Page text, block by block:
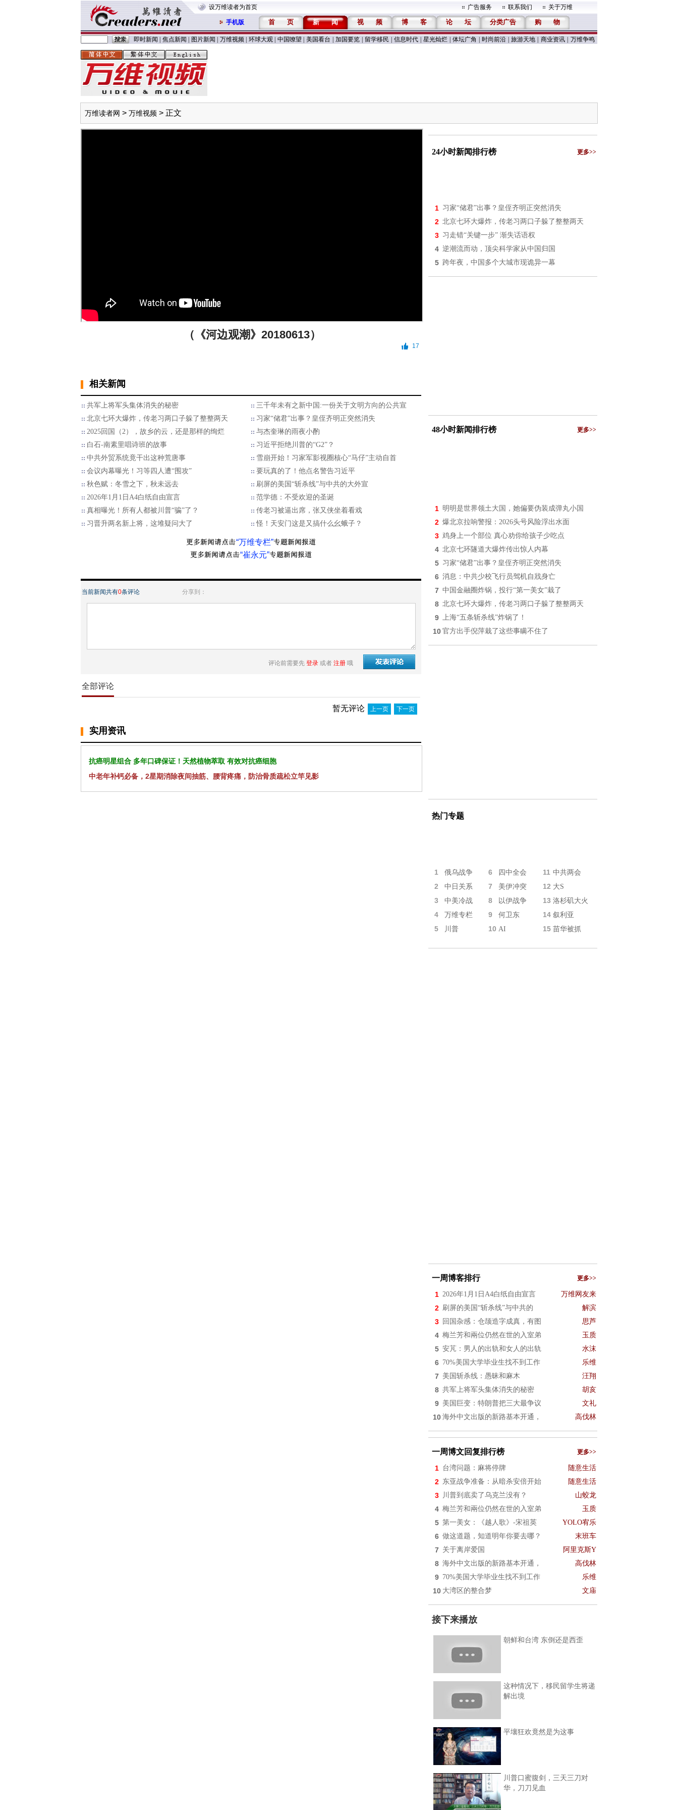
设万维读者为首页 广告服务 联系我们 关于万维
手机版 首 页 新 闻 视 频 博 客 论 坛 分类广告 购 物
即时新闻 焦点新闻 图片新闻 万维视频 环球大观 中国嘹望 美国看台 加国要览 留学移民 信息时代 星光灿烂 体坛广角 时尚前沿 旅游天地 商业资讯 万维争鸣
万维读者网 > 万维视频 > 正文
（《河边观潮》20180613）
17
相关新闻
共军上将军头集体消失的秘密
三千年未有之新中国:一份关于文明方向的公共宣
北京七环大爆炸，传老习两口子躲了整整两天
习家“储君”出事？皇侄齐明正突然消失
2025回国（2），故乡的云，还是那样的绚烂
与杰奎琳的雨夜小酌
白石-南素里唱诗班的故事
习近平拒绝川普的“G2”？
中共外贸系统竟干出这种荒唐事
雪崩开始！习家军影视圈核心“马仔”主动自首
会议内幕曝光！习等四人遭“围攻”
要玩真的了！他点名警告习近平
秋色赋：冬雪之下，秋未远去
刷屏的美国“斩杀线”与中共的大外宣
2026年1月1日A4白纸自由宣言
范学德：不受欢迎的圣诞
真相曝光！所有人都被川普“骗”了？
传老习被逼出席，张又侠坐着看戏
习晋升两名新上将，这堆疑问大了
怪！天安门这是又搞什么幺蛾子？
“万维专栏”
“崔永元”
当前新闻共有0条评论 分享到：
评论前需要先 登录 或者 注册 哦
全部评论
暂无评论 上一页 下一页
实用资讯
抗癌明星组合 多年口碑保证！天然植物萃取 有效对抗癌细胞
中老年补钙必备，2星期消除夜间抽筋、腰背疼痛，防治骨质疏松立竿见影
24小时新闻排行榜 更多>>
1 习家“储君”出事？皇侄齐明正突然消失
2 北京七环大爆炸，传老习两口子躲了整整两天
3 习走错“关键一步” 渐失话语权
4 逆潮流而动，顶尖科学家从中国归国
5 跨年夜，中国多个大城市现诡异一幕
48小时新闻排行榜 更多>>
1 明明是世界领土大国，她偏要伪装成弹丸小国
2 爆北京拉响警报：2026头号风险浮出水面
3 鸡身上一个部位 真心劝你给孩子少吃点
4 北京七环隧道大爆炸传出惊人内幕
5 习家“储君”出事？皇侄齐明正突然消失
6 消息：中共少校飞行员驾机自戕身亡
7 中国金融圈炸锅，投行“第一美女”栽了
8 北京七环大爆炸，传老习两口子躲了整整两天
9 上海“五条斩杀线”炸锅了！
10 官方出手倪萍栽了这些事瞒不住了
热门专题
1 俄乌战争 6 四中全会 11 中共两会
2 中日关系 7 美伊冲突 12 大S
3 中美冷战 8 以伊战争 13 洛杉矶大火
4 万维专栏 9 何卫东 14 叙利亚
5 川普 10 AI 15 苗华被抓
一周博客排行 更多>>
1 2026年1月1日A4白纸自由宣言 万维网友来
2 刷屏的美国“斩杀线”与中共的 解滨
3 回国杂感：仓颉造字成真，有图 思芦
4 梅兰芳和兩位仍然在世的入室弟 玉质
5 安芃：男人的出轨和女人的出轨 水沫
6 70%美国大学毕业生找不到工作 乐维
7 美国斩杀线：愚昧和麻木 汪翔
8 共军上将军头集体消失的秘密 胡亥
9 美国巨变：特朗普把三大最争议 文礼
10 海外中文出版的新路基本开通， 高伐林
一周博文回复排行榜 更多>>
1 台湾问题：麻将停牌 随意生活
2 东亚战争准备：从暗杀安倍开始 随意生活
3 川普到底卖了乌克兰没有？ 山蛟龙
4 梅兰芳和兩位仍然在世的入室弟 玉质
5 第一美女：《越人歌》-宋祖英 YOLO宥乐
6 做这道题，知道明年你要去哪？ 末班车
7 关于离岸爱国 阿里克斯Y
8 海外中文出版的新路基本开通， 高伐林
9 70%美国大学毕业生找不到工作 乐维
10 大湾区的整合梦 文庙
接下来播放
朝鲜和台湾 东倒还是西歪
这种情况下，移民留学生将递
解出境
平壤狂欢竟然是为这事
川普口蜜腹剑，三天三刀对
华，刀刀见血